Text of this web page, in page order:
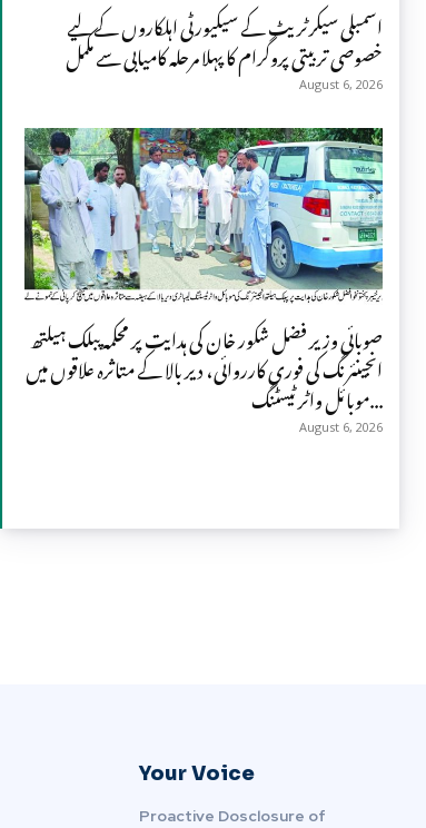
اسمبلی سیکرٹریٹ کے سیکیورٹی اہلکاروں کے لیے
خصوصی تربیتی پروگرام کا پہلا مرحلہ کامیابی سے مکمل
August 6, 2026
صوبائی وزیر فضل شکور خان کی ہدایت پر محکمہ پبلک ہیلتھ
انجینئرنگ کی فوری کارروائی، دیر بالا کے متاثرہ علاقوں میں
موبائل واٹر ٹیسٹنگ...
August 6, 2026
Your Voice
Proactive Dosclosure of